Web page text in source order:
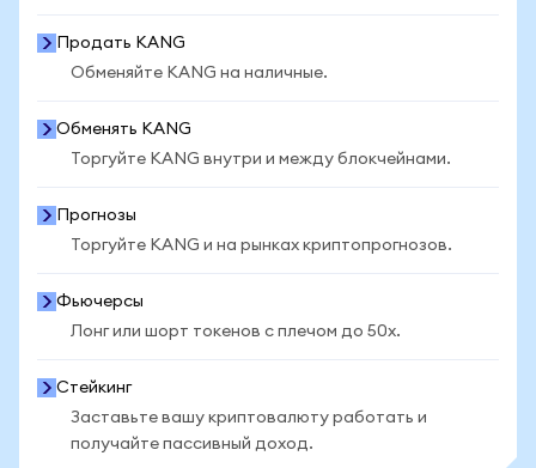
Продать KANG
Обменяйте KANG на наличные.
Обменять KANG
Торгуйте KANG внутри и между блокчейнами.
Прогнозы
Торгуйте KANG и на рынках криптопрогнозов.
Фьючерсы
Лонг или шорт токенов с плечом до 50x.
Стейкинг
Заставьте вашу криптовалюту работать и
получайте пассивный доход.